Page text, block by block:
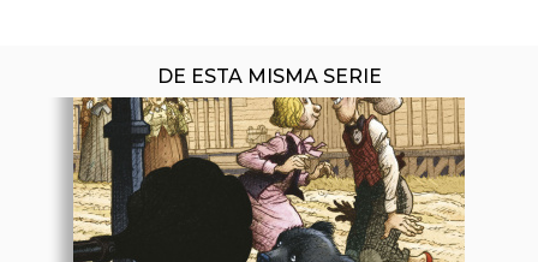
DE ESTA MISMA SERIE